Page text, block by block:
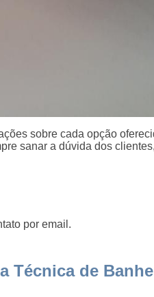
sobre cada opção
sanar a dúvida dos
por email.
Técnica de